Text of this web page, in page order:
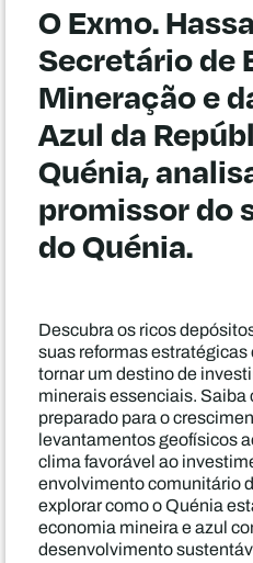
O Exmo.
Secretário de
Mineração e
Azul da
Quénia,
promissor do
do Quénia.
Descubra os ricos
suas reformas estratégicas
tornar um destino de
minerais essenciais. Saiba
preparado para o
levantamentos geofísicos
clima favorável ao
envolvimento comunitário
explorar como o Quénia
economia mineira e azul
desenvolvimento